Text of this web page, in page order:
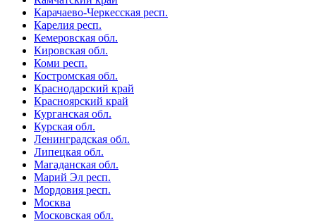
Карачаево-Черкесская респ.
Карелия респ.
Кемеровская обл.
Кировская обл.
Коми респ.
Костромская обл.
Краснодарский край
Красноярский край
Курганская обл.
Курская обл.
Ленинградская обл.
Липецкая обл.
Магаданская обл.
Марий Эл респ.
Мордовия респ.
Москва
Московская обл.